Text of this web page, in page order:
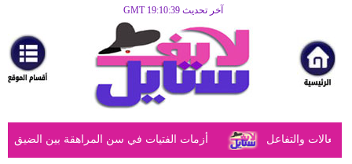
آخر تحديث GMT 19:10:39
مرأة
أزياء
أزياء
إسلامية
أزمات الفتيات في سن المراهقة بين الضيق والتفاعل